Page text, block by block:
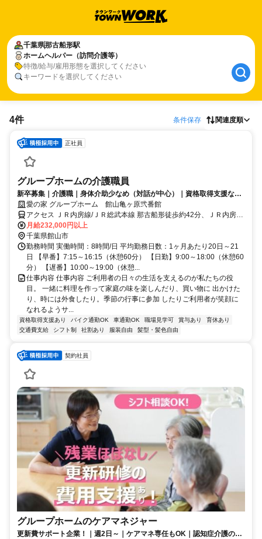
千葉県那古船形駅
ホームヘルパー（訪問介護等）
特徴/給与/雇用形態を選択してください
キーワードを選択してください
4件 条件保存 関連度順
正社員
グループホームの介護職員
新卒募集｜介護職｜身体介助少なめ（対話が中心）｜資格取得支援など
福利厚生充実◎
愛の家 グループホーム 館山亀ヶ原弐番館
アクセス ＪＲ内房線/ＪＲ総武本線 那古船形徒歩約42分、ＪＲ内房線/
ＪＲ総武本線 館山出入口1徒歩約50分、ＪＲ内房線 九重徒歩約55分
JR内房線 那古船形駅より車で9分
月給232,000円以上
千葉県館山市
勤務時間 実働時間：8時間/日 平均勤務日数：1ヶ月あたり20日～21
日 【早番】7:15～16:15（休憩60分） 【日勤】9:00～18:00（休憩60
分） 【遅番】10:00～19:00（休憩...
仕事内容 仕事内容 ご利用者の日々の生活を支えるのが私たちの役
目。 一緒に料理を作って家庭の味を楽しんだり、買い物に 出かけた
り、時には外食したり。季節の行事に参加 したりご利用者が笑顔に
なれるようサ...
資格取得支援あり バイク通勤OK 車通勤OK 職場見学可 賞与あり
育休あり
交通費支給
シフト制 社割あり 服装自由 髪型・髪色自由
契約社員
グループホームのケアマネジャー
更新費サポート企業！｜週2日～｜ケアマネ専任もOK｜認知症介護の専